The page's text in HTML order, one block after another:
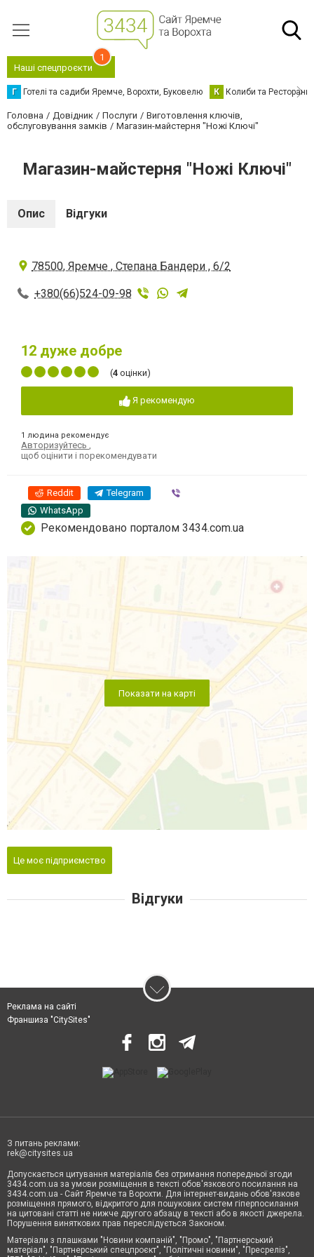
Наші спецпроєкти
1
Г Готелі та садиби Яремче, Ворохти, Буковелю К Колиби та Ресторани
Головна Довідник Послуги
Виготовлення ключів,
обслуговування замків
Магазин-майстерня "Ножі Ключі"
Магазин-майстерня "Ножі Ключі"
Опис Відгуки
78500, Яремче , Степана Бандери , 6/2
+380(66)524-09-98
12 дуже добре
(4 оцінки)
Я рекомендую
1 людина рекомендує
Авторизуйтесь
щоб оцінити і порекомендувати
Reddit Telegram
WhatsApp
Рекомендовано порталом 3434.com.ua
Показати на карті
Це моє підприємство
Відгуки
Реклама на сайті
Франшиза "CitySites"
З питань реклами:
rek@citysites.ua
Допускається цитування матеріалів без отримання попередньої згоди
3434.com.ua за умови розміщення в тексті обов'язкового посилання на
3434.com.ua - Сайт Яремче та Ворохти. Для інтернет-видань обов'язкове
розміщення прямого, відкритого для пошукових систем гіперпосилання
на цитовані статті не нижче другого абзацу в тексті або в якості джерела.
Порушення виняткових прав переслідується Законом.
Матеріали з плашками "Новини компаній", "Промо", "Партнерський
матеріал", "Партнерський спецпроєкт", "Політичні новини", "Пресреліз",